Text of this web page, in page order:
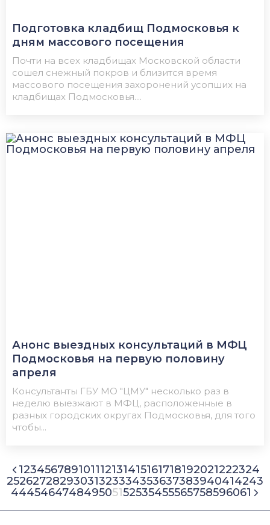
Подготовка кладбищ Подмосковья к
дням массового посещения
Почти на всех кладбищах Московской области
сошел снежный покров и близится время
массового посещения захоронений усопших на
кладбищах Подмосковья....
Анонс выездных консультаций в МФЦ
Подмосковья на первую половину
апреля
Консультанты ГБУ МО "ЦМУ" несколько раз в
неделю выезжают в МФЦ, расположенные в
разных городских округах Подмосковья, для того
чтобы...
123456789101112131415161718192021222324
25262728293031323334353637383940414243
444546474849505152535455565758596061